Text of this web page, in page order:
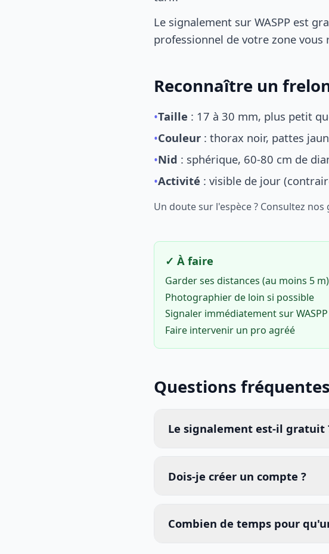
Le signalement sur WASPP est
professionnel de votre zone
Reconnaître un
•Taille : 17 à 30 mm, plus petit
•Couleur : thorax noir, pattes
•Nid : sphérique, 60-80 cm de
•Activité : visible de jour
Un doute sur l'espèce ? Consultez nos
✓ À faire
Garder ses distances (au moins 5 m)
Photographier de loin si possible
Signaler immédiatement sur WASPP
Faire intervenir un pro agréé
Questions fréquentes
Le signalement est-il gratuit
Dois-je créer un compte ?
Combien de temps pour